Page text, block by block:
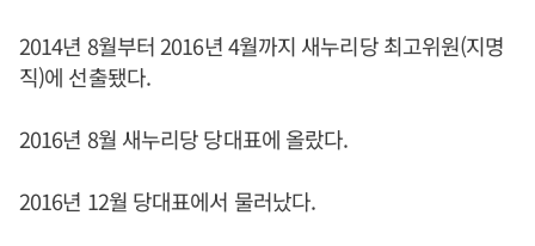
2014년 8월부터 2016년 4월까지 새누리당 최고위원(지명
직)에 선출됐다.
2016년 8월 새누리당 당대표에 올랐다.
2016년 12월 당대표에서 물러났다.